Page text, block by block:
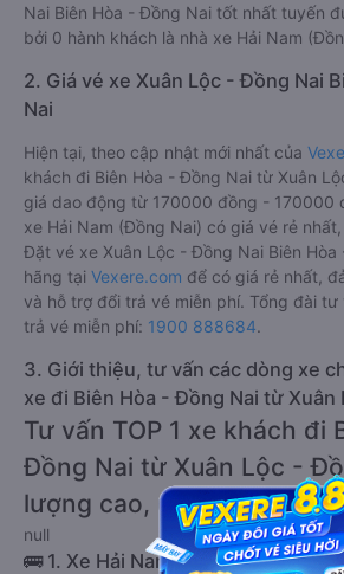
Nai Biên Hòa - Đồng Nai tốt nhất tuyến
bởi 0 hành khách là nhà xe Hải Nam
2. Giá vé xe Xuân Lộc - Đồng Nai
Nai
Hiện tại, theo cập nhật mới nhất của
khách đi Biên Hòa - Đồng Nai từ Xuân
giá dao động từ 170000 đồng - 170000
xe Hải Nam (Đồng Nai) có giá vé rẻ
Đặt vé xe Xuân Lộc - Đồng Nai Biên Hòa
hãng tại Vexere.com để có giá rẻ nhất,
và hỗ trợ đổi trả vé miễn phí. Tổng đài
trả vé miễn phí: 1900 888684.
3. Giới thiệu, tư vấn các dòng xe
xe đi Biên Hòa - Đồng Nai từ Xuân
Tư vấn TOP 1 xe khách đi
Đồng Nai từ Xuân Lộc -
lượng cao, uy tín, giá rẻ
null
🚌 1. Xe Hải Nam (Đồng Nai) khởi